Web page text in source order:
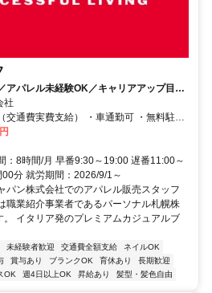
アパレル未経験OK／キャリアアップ目指
額支給
社
交通費実費支給） ・車通勤可 ・無料駐車
で25分
：8時間/月 早番9:30～19:00 遅番11:00～
分 就労期間：2026/9/1～
パン株式会社でのアパレル販売スタッフ
職業紹介事業者であるパーソナル札幌株
イタリア発のプレミアムカジュアルブ
未経験者歓迎 交通費全額支給
ネイルOK
賞与あり ブランクOK 育休あり
長期歓迎
OK 週4日以上OK 昇給あり 髪型・髪色自由